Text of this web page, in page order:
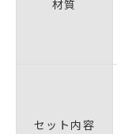
材質
セット内容